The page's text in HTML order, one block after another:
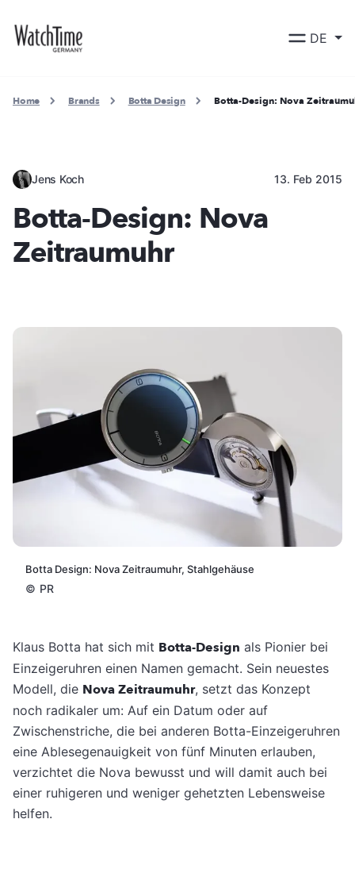
DE
Home Brands Botta Design Botta-Design: Nova
Jens Koch 13. Feb 2015
Botta-Design: Nova
Zeitraumuhr
Botta Design: Nova Zeitraumuhr, Stahlgehäuse
© PR
Klaus Botta hat sich mit Botta-Design als Pionier bei
Einzeigeruhren einen Namen gemacht. Sein neuestes
Modell, die Nova Zeitraumuhr, setzt das Konzept
noch radikaler um: Auf ein Datum oder auf
Zwischenstriche, die bei anderen Botta-Einzeigeruhren
eine Ablesegenauigkeit von fünf Minuten erlauben,
verzichtet die Nova bewusst und will damit auch bei
einer ruhigeren und weniger gehetzten Lebensweise
helfen.